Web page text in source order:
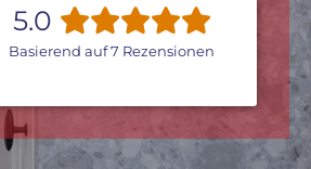
5.0
Basierend auf 7 Rezensionen